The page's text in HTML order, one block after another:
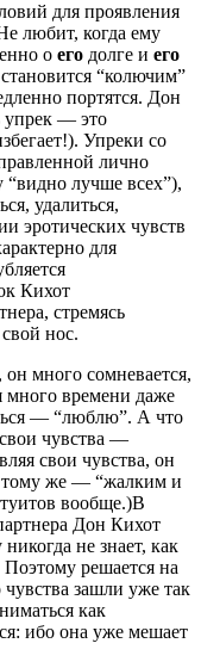
для проявления
любит, когда ему
о его долге и его
“колючим”
портятся. Дон
упрек — это
Упреки со
лично
“видно лучше всех”),
удалиться,
эротических чувств
для
Кихот
стремясь
нос.
много сомневается,
много времени даже
— “люблю”. А что
чувства —
свои чувства, он
тому же — “жалким и
вообще.)В
Дон Кихот
не знает, как
решается на
чувства зашли уже так
как
ибо она уже мешает